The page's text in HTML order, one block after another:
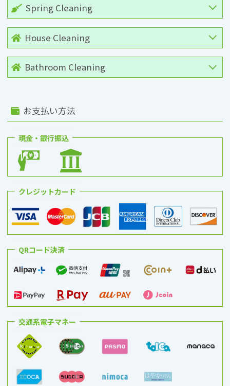
Spring Cleaning
House Cleaning
Bathroom Cleaning
お支払い方法
現金・銀行振込
クレジットカード
QRコード決済
交通系電子マネー